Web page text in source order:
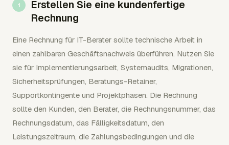
Erstellen Sie eine kundenfertige
Rechnung
Eine Rechnung für IT-Berater sollte technische Arbeit in
einen zahlbaren Geschäftsnachweis überführen. Nutzen Sie
sie für Implementierungsarbeit, Systemaudits, Migrationen,
Sicherheitsprüfungen, Beratungs-Retainer,
Supportkontingente und Projektphasen. Die Rechnung
sollte den Kunden, den Berater, die Rechnungsnummer, das
Rechnungsdatum, das Fälligkeitsdatum, den
Leistungszeitraum, die Zahlungsbedingungen und die